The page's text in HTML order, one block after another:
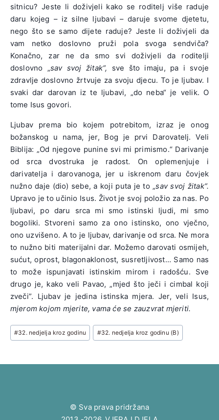
sitnicu? Jeste li doživjeli kako se roditelj više raduje
daru kojeg – iz silne ljubavi – daruje svome djetetu,
nego što se samo dijete raduje? Jeste li doživjeli da
vam netko doslovno pruži pola svoga sendviča?
Konačno, zar ne da smo svi doživjeli da roditelji
doslovno „sav svoj žitak“, sve što imaju, pa i svoje
zdravlje doslovno žrtvuje za svoju djecu. To je ljubav. I
svaki dar darovan iz te ljubavi, „do neba“ je velik. O
tome Isus govori.
Ljubav prema bio kojem potrebitom, izraz je onog
božanskog u nama, jer, Bog je prvi Darovatelj. Veli
Biblija: „Od njegove punine svi mi primismo.“ Darivanje
od srca dvostruka je radost. On oplemenjuje i
darivatelja i darovanoga, jer u iskrenom daru čovjek
nužno daje (dio) sebe, a koji puta je to „sav svoj žitak“.
Upravo je to učinio Isus. Život je svoj položio za nas. Po
ljubavi, po daru srca mi smo istinski ljudi, mi smo
bogoliki. Stvoreni samo za ono istinsko, ono vječno,
ono uzvišeno. A to je ljubav, darivanje od srca. Ne mora
to nužno biti materijalni dar. Možemo darovati osmijeh,
sućut, oprost, blagonaklonost, susretljivost… Samo nas
to može ispunjavati istinskim mirom i radošću. Sve
drugo je, kako veli Pavao, „mjed što ječi i cimbal koji
zveči”. Ljubav je jedina istinska mjera. Jer, veli Isus,
mjerom kojom mjerite, vama će se zauzvrat mjeriti.
Post
Tags:
#32. nedjelja kroz godinu #32. nedjelja kroz godinu (B)
© Sva prava pridržana